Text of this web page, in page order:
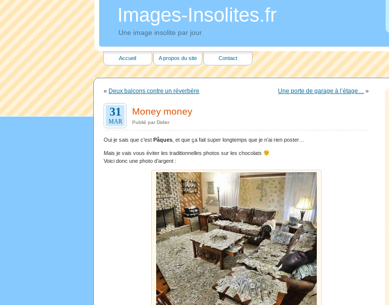
Images-Insolites.fr
Une image insolite par jour
Accueil A propos du site Contact
« Deux balcons contre un réverbère Une porte de garage à l’étage… »
31
MAR
Money money
Publié par Didier
Oui je sais que c’est Pâques , et que ça fait super longtemps que je n’ai rien poster…
Mais je vais vous éviter les traditionnelles photos sur les chocolats
Voici donc une photo d’argent :